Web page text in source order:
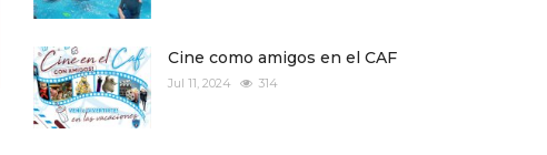
Cine como amigos en el CAF
Jul 11, 2024 314